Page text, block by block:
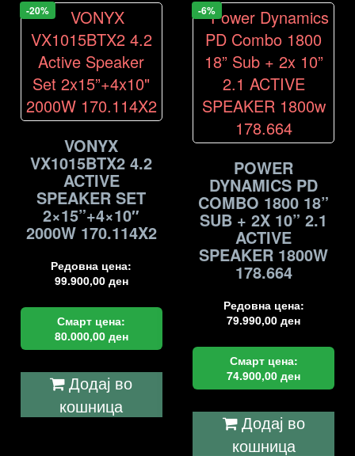
to
low
-20%
VONYX
VX1015BTX2 4.2
ACTIVE
SPEAKER SET
2×15”+4×10″
2000W 170.114X2
Редовна цена:
99.900,00 ден
Смарт цена:
80.000,00 ден
Додај во
кошница
-6%
POWER
DYNAMICS PD
COMBO 1800 18”
SUB + 2X 10” 2.1
ACTIVE
SPEAKER 1800W
178.664
Редовна цена:
79.990,00ден
Смарт цена:
74.900,00ден
Додај во
кошница